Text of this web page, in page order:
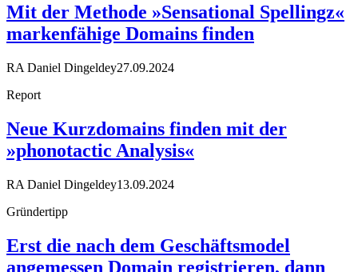
Mit der Methode »Sensational Spellingz«
markenfähige Domains finden
RA Daniel Dingeldey27.09.2024
Report
Neue Kurzdomains finden mit der
»phonotactic Analysis«
RA Daniel Dingeldey13.09.2024
Gründertipp
Erst die nach dem Geschäftsmodel
angemessen Domain registrieren, dann